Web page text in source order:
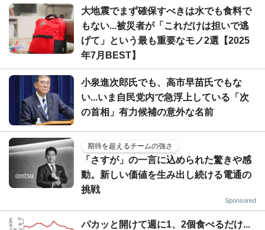
大地震でまず確保すべきは水でも食料で
もない...被災者が「これだけは担いで逃
げて」という最も重要なモノ2選【2025
年7月BEST】
小泉進次郎氏でも、高市早苗氏でもな
い...いま自民党内で急浮上している「次
の首相」有力候補の意外な名前
期待を超えるチームの強さ
「さすが」の一言に込められた驚きや感
動。新しい価値を生み出し続ける電通の
挑戦
Sponsored
パカッと開けて週に1、2個食べるだけ...